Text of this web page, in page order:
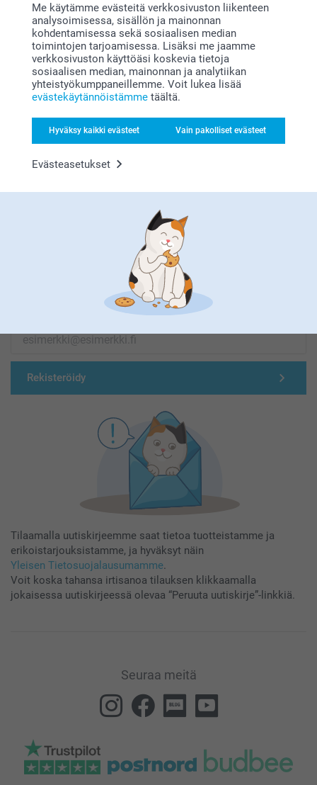
Me käytämme evästeitä verkkosivuston liikenteen
analysoimisessa, sisällön ja mainonnan
kohdentamisessa sekä sosiaalisen median
toimintojen tarjoamisessa. Lisäksi me jaamme
verkkosivuston käyttöäsi koskevia tietoja
sosiaalisen median, mainonnan ja analytiikan
yhteistyökumppaneillemme. Voit lukea lisää
evästekäytännöistämme täältä.
Hyväksy kaikki evästeet Vain pakolliset evästeet
Evästeasetukset
Etsitkö inspiraatiota?
Olemme täällä sinun vuoksesi
Tilaa uutiskirje
Rekisteröidy
Tilaamalla uutiskirjeemme saat tietoa tuotteistamme ja
erikoistarjouksistamme, ja hyväksyt näin
Yleisen Tietosuojalausumamme.
Voit koska tahansa irtisanoa tilauksen klikkaamalla
jokaisessa uutiskirjeessä olevaa “Peruuta uutiskirje”-linkkiä.
Seuraa meitä